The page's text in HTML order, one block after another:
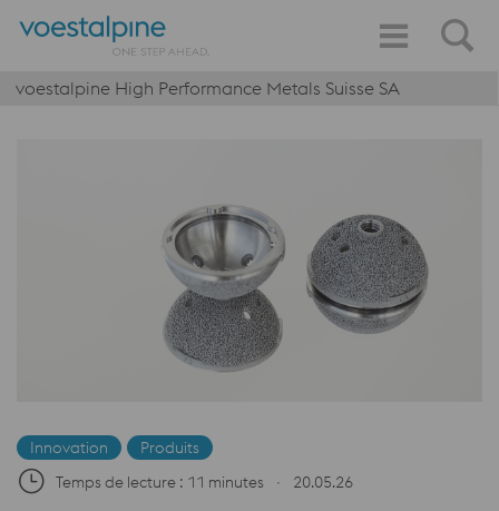
voestalpine High Performance Metals Suisse SA
Innovation
Produits
Temps de lecture : 11 minutes
∙ 20.05.26